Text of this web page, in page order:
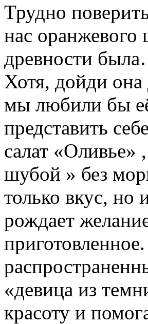
Трудно
нас
древности
Хотя, дойди
мы любили бы
представить
салат «Оливье»
шубой » без
только вкус, но
рождает
«девица из
красоту и